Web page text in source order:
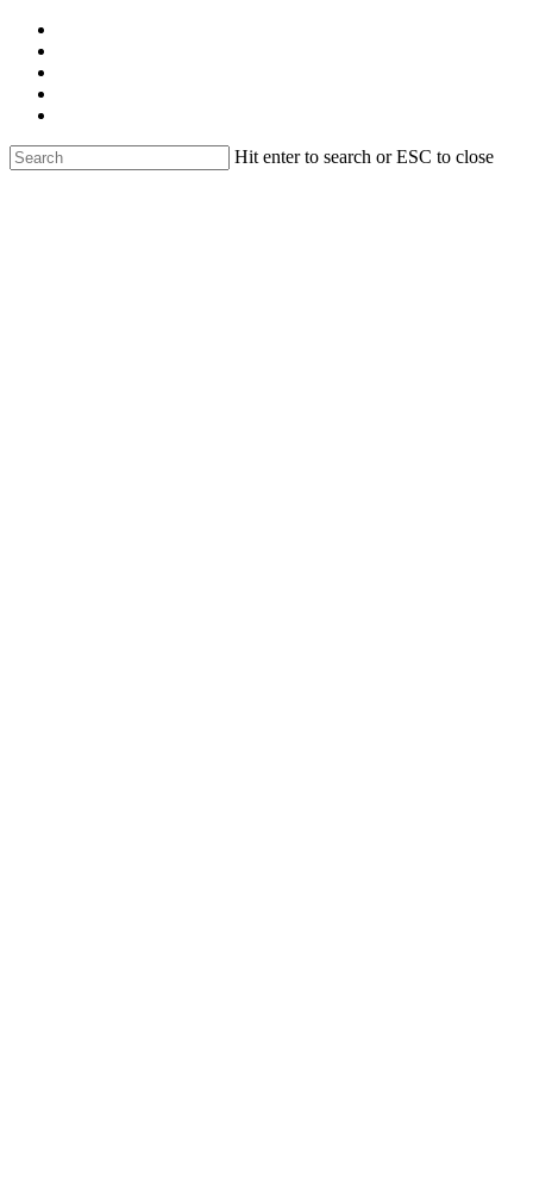
Skip
main
content
Hit enter to search or ESC to close